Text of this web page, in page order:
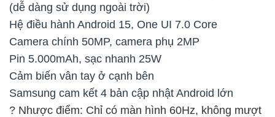
(dễ dàng sử dụng ngoài trời)
Hệ điều hành Android 15, One UI 7.0 Core
Camera chính 50MP, camera phụ 2MP
Pin 5.000mAh, sạc nhanh 25W
Cảm biến vân tay ở cạnh bên
Samsung cam kết 4 bản cập nhật Android lớn
? Nhược điểm: Chỉ có màn hình 60Hz, không mượt